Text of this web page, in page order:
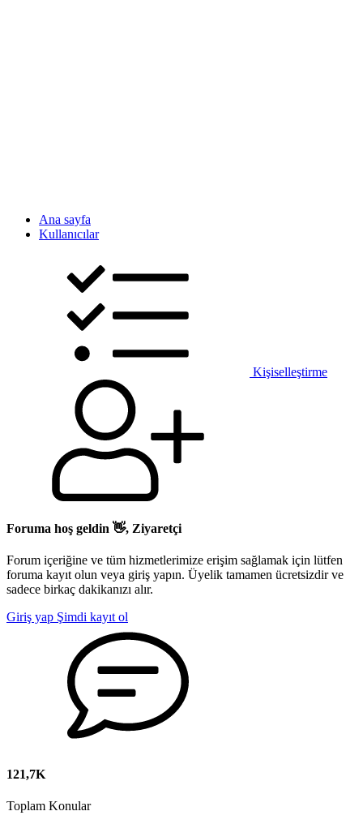
Ana sayfa
Kullanıcılar
Kişiselleştirme
Foruma hoş geldin 👋, Ziyaretçi
Forum içeriğine ve tüm hizmetlerimize erişim sağlamak için lütfen
foruma kayıt olun veya giriş yapın. Üyelik tamamen ücretsizdir ve
sadece birkaç dakikanızı alır.
Giriş yap Şimdi kayıt ol
121,7K
Toplam Konular